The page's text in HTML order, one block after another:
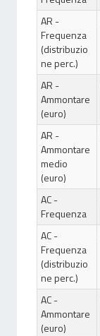
AR -
Frequenza
(distribuzio
ne perc.)
AR -
Ammontare
(euro)
AR -
Ammontare
medio
(euro)
AC -
Frequenza
AC -
Frequenza
(distribuzio
ne perc.)
AC -
Ammontare
(euro)